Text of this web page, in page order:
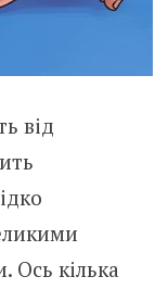
від
Ось кілька